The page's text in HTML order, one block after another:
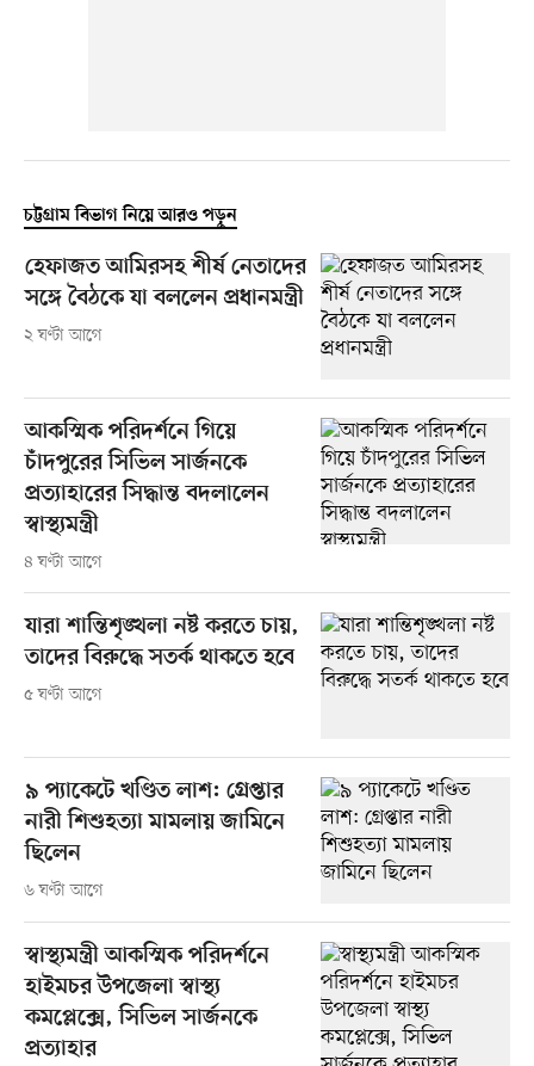
চট্টগ্রাম বিভাগ নিয়ে আরও পড়ুন
হেফাজত আমিরসহ শীর্ষ নেতাদের
সঙ্গে বৈঠকে যা বললেন প্রধানমন্ত্রী
২ ঘণ্টা আগে
আকস্মিক পরিদর্শনে গিয়ে
চাঁদপুরের সিভিল সার্জনকে
প্রত্যাহারের সিদ্ধান্ত বদলালেন
স্বাস্থ্যমন্ত্রী
৪ ঘণ্টা আগে
যারা শান্তিশৃঙ্খলা নষ্ট করতে চায়,
তাদের বিরুদ্ধে সতর্ক থাকতে হবে
৫ ঘণ্টা আগে
৯ প্যাকেটে খণ্ডিত লাশ: গ্রেপ্তার
নারী শিশুহত্যা মামলায় জামিনে
ছিলেন
৬ ঘণ্টা আগে
স্বাস্থ্যমন্ত্রী আকস্মিক পরিদর্শনে
হাইমচর উপজেলা স্বাস্থ্য
কমপ্লেক্সে, সিভিল সার্জনকে
প্রত্যাহার